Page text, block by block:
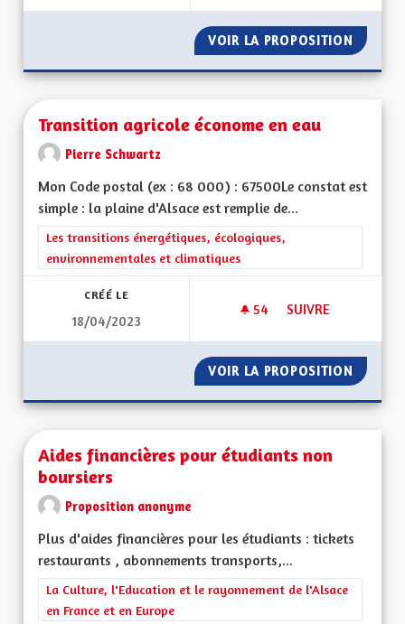
VOIR LA PROPOSITION
Transition agricole économe en eau
Pierre Schwartz
Mon Code postal (ex : 68 000) : 67500Le constat est
simple : la plaine d'Alsace est remplie de...
Filtrer les résultats de la catégorie : Les transitions
Les transitions énergétiques, écologiques,
environnementales et climatiques
CRÉÉ LE
18/04/2023
54 54 ABONNÉS
SUIVRE
VOIR LA PROPOSITION
Aides financières pour étudiants non
boursiers
Proposition anonyme
Plus d'aides financières pour les étudiants : tickets
restaurants , abonnements transports,...
Filtrer les résultats de la catégorie : La Culture, l'Education et
La Culture, l'Education et le rayonnement de l'Alsace
en France et en Europe